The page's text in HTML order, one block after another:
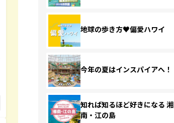
地球の歩き方♥偏愛ハワイ
今年の夏はインスパイアへ！
知れば知るほど好きになる 湘
南・江の島